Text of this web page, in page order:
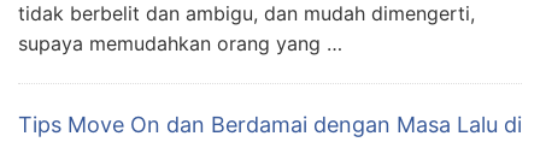
tidak berbelit dan ambigu, dan mudah dimengerti,
supaya memudahkan orang yang …
Tips Move On dan Berdamai dengan Masa Lalu di